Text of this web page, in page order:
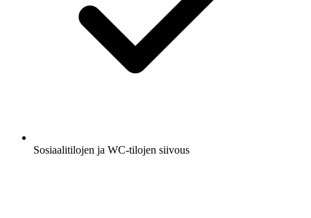
Sosiaalitilojen ja WC-tilojen siivous